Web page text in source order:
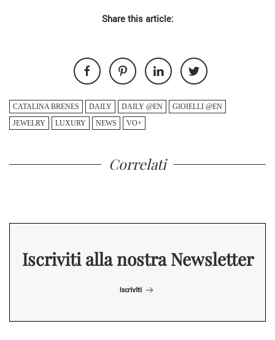
Share this article:
CATALINA BRENES DAILY DAILY @EN
GIOIELLI @EN
JEWELRY
LUXURY NEWS VO+
Correlati
Iscriviti alla nostra Newsletter
Iscriviti